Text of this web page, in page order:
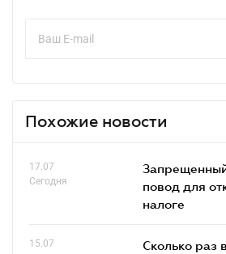
Похожие новости
17.07
Сегодня
повод для
налоге
15.07
Сколько раз